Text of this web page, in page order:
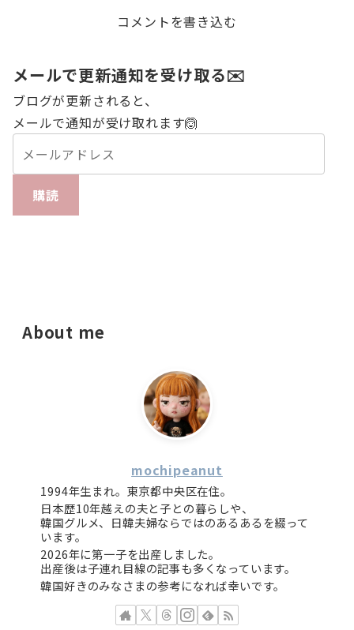
コメントを書き込む
メールで更新通知を受け取る✉️
ブログが更新されると、
メールで通知が受け取れます🙆
購読
About me
mochipeanut
1994年生まれ。東京都中央区在住。
日本歴10年越えの夫と子との暮らしや、
韓国グルメ、日韓夫婦ならではのあるあるを綴って
います。
2026年に第一子を出産しました。
出産後は子連れ目線の記事も多くなっています。
韓国好きのみなさまの参考になれば幸いです。